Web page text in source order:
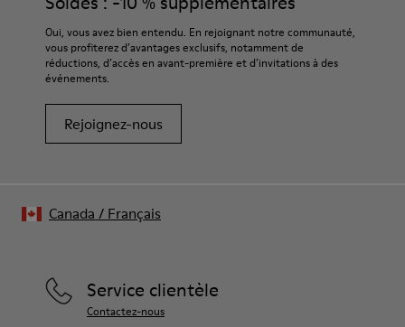
EVA
Doublure48 % polyester recyclé, 30 % cuir, 22 % cuir velours
durabilité accrue de vos chaussures.
Pour obtenir des instructions détaillées sur l’entretien de
votre paire de chaussures, consultez notreguide d’entretien
Oui, vous avez bien entendu. En rejoignant notre communauté,
vous profiterez d’avantages exclusifs, notamment de
réductions, d’accès en avant-première et d’invitations à des
événements.
Rejoignez-nous
Service clientèle
Contactez-nous
Canada / Français